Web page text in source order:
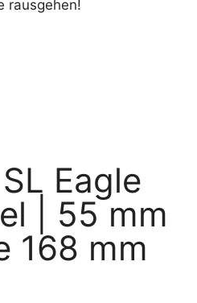
rausgehen!
Eagle
| 55 mm
168 mm